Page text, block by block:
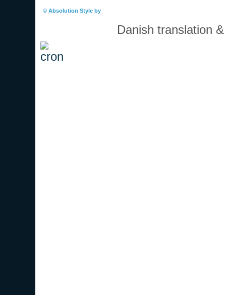
© Absolution Style by
Danish translation